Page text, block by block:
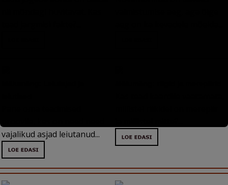
vajalikud asjad leiutanud...